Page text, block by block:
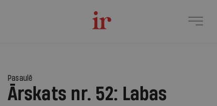
Pasaulē
Ārskats nr. 52: Labas